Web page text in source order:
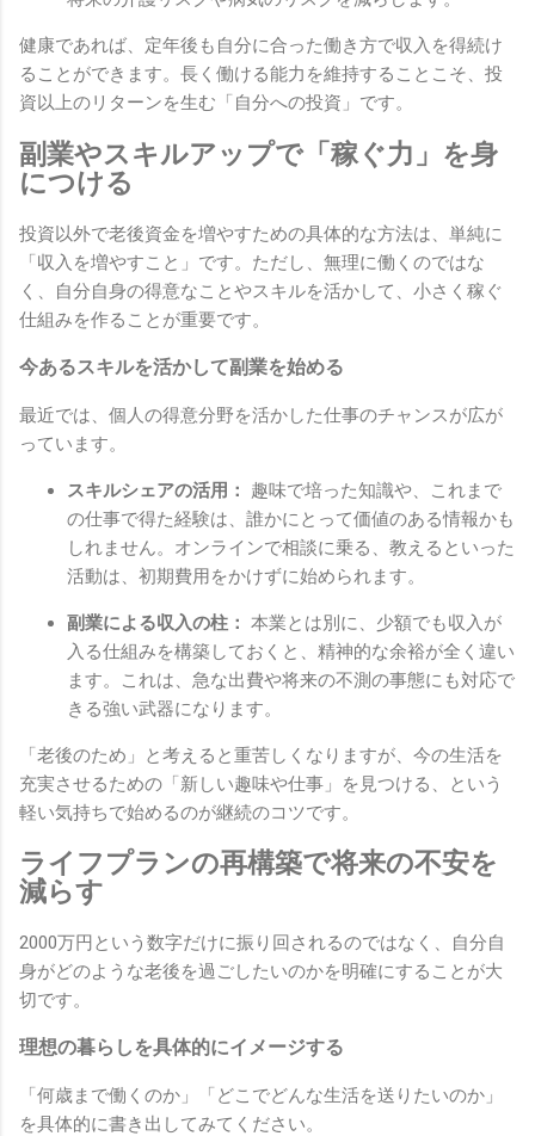
健康であれば、定年後も自分に合った働き方で収入を得続け
ることができます。長く働ける能力を維持することこそ、投
資以上のリターンを生む「自分への投資」です。
副業やスキルアップで「稼ぐ力」を身
につける
投資以外で老後資金を増やすための具体的な方法は、単純に
「収入を増やすこと」です。ただし、無理に働くのではな
く、自分自身の得意なことやスキルを活かして、小さく稼ぐ
仕組みを作ることが重要です。
今あるスキルを活かして副業を始める
最近では、個人の得意分野を活かした仕事のチャンスが広が
っています。
スキルシェアの活用：
趣味で培った知識や、これまで
の仕事で得た経験は、誰かにとって価値のある情報かも
しれません。オンラインで相談に乗る、教えるといった
活動は、初期費用をかけずに始められます。
副業による収入の柱： 本業とは別に、少額でも収入が
入る仕組みを構築しておくと、精神的な余裕が全く違い
ます。これは、急な出費や将来の不測の事態にも対応で
きる強い武器になります。
「老後のため」と考えると重苦しくなりますが、今の生活を
充実させるための「新しい趣味や仕事」を見つける、という
軽い気持ちで始めるのが継続のコツです。
ライフプランの再構築で将来の不安を
減らす
2000万円という数字だけに振り回されるのではなく、自分自
身がどのような老後を過ごしたいのかを明確にすることが大
切です。
理想の暮らしを具体的にイメージする
「何歳まで働くのか」「どこでどんな生活を送りたいのか」
を具体的に書き出してみてください。